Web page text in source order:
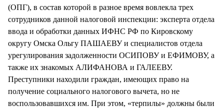
(ОПГ), в состав которой в разное время вовлекла трех
сотрудников данной налоговой инспекции: эксперта отдела
ввода и обработки данных ИФНС РФ по Кировскому
округу Омска Ольгу ПАШАЕВУ и специалистов отдела
урегулирования задолженности ОСИПОВУ и ЕФИМОВУ, а
также их знакомых АЛИФАНОВА и ГАЛЕЕВУ.
Преступники находили граждан, имеющих право на
получение социального налогового вычета, но не
воспользовавшихся им. При этом, «терпилы» должны были